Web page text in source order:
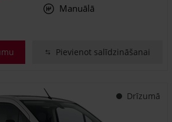
Manuālā
Pievienot salīdzināšanai
Drīzumā